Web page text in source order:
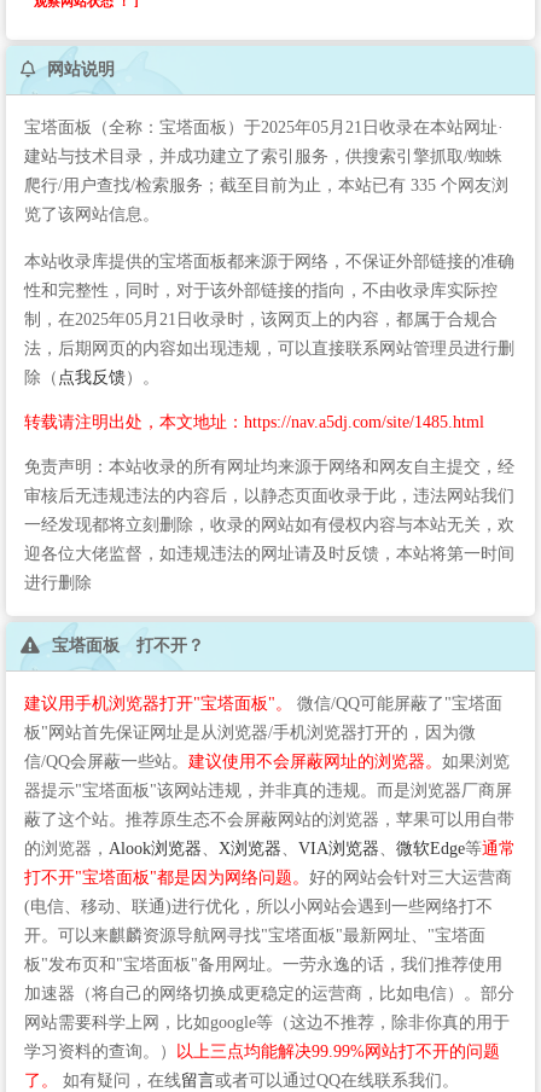
网站说明
宝塔面板（全称：宝塔面板）于2025年05月21日收录在本站网址·
建站与技术目录，并成功建立了索引服务，供搜索引擎抓取/蜘蛛
爬行/用户查找/检索服务；截至目前为止，本站已有 335 个网友浏
览了该网站信息。
本站收录库提供的宝塔面板都来源于网络，不保证外部链接的准确
性和完整性，同时，对于该外部链接的指向，不由收录库实际控
制，在2025年05月21日收录时，该网页上的内容，都属于合规合
法，后期网页的内容如出现违规，可以直接联系网站管理员进行删
除（ 点我反馈）。
转载请注明出处，本文地址：https://nav.a5dj.com/site/1485.html
免责声明：本站收录的所有网址均来源于网络和网友自主提交，经
审核后无违规违法的内容后，以静态页面收录于此，违法网站我们
一经发现都将立刻删除，收录的网站如有侵权内容与本站无关，欢
迎各位大佬监督，如违规违法的网址请及时反馈，本站将第一时间
进行删除
宝塔面板 打不开？
建议用手机浏览器打开"宝塔面板"。
微信/QQ可能屏蔽了"宝塔面
板"网站首先保证网址是从浏览器/手机浏览器打开的，因为微
信/QQ会屏蔽一些站。 建议使用不会屏蔽网址的浏览器。 如果浏览
器提示"宝塔面板"该网站违规，并非真的违规。而是浏览器厂商屏
蔽了这个站。推荐原生态不会屏蔽网站的浏览器，苹果可以用自带
的浏览器， Alook浏览器 X浏览器 VIA浏览器 微软Edge等通常
打不开"宝塔面板"都是因为网络问题。 好的网站会针对三大运营商
(电信、移动、联通)进行优化，所以小网站会遇到一些网络打不
开。可以来麒麟资源导航网寻找"宝塔面板"最新网址、"宝塔面
板"发布页和"宝塔面板"备用网址。一劳永逸的话，我们推荐使用
加速器（将自己的网络切换成更稳定的运营商，比如电信）。部分
网站需要科学上网，比如google等（这边不推荐，除非你真的用于
学习资料的查询。）
以上三点均能解决99.99%网站打不开的问题
了。
如有疑问，在线留言或者可以通过QQ在线联系我们。